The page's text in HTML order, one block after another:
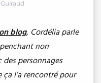
blog, Cordélia parle
non
personnages
ça l’a rencontré pour